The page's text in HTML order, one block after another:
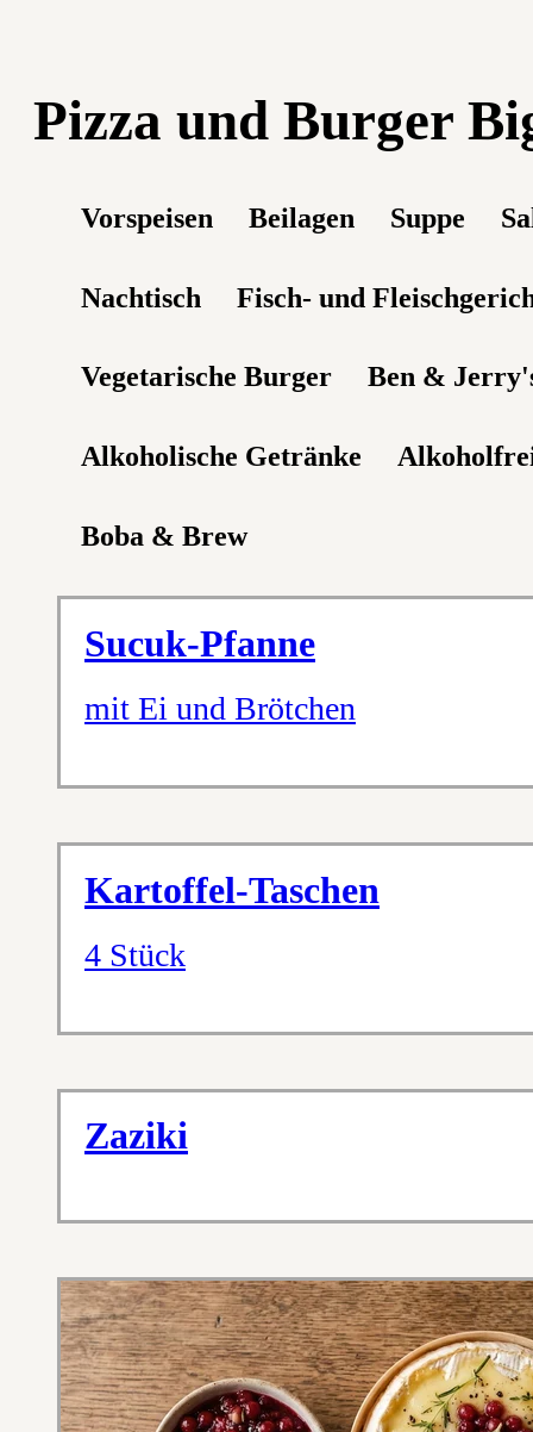
Pizza und Burger
Vorspeisen Beilagen Suppe
Nachtisch Fisch- und
Vegetarische Burger Ben &
Alkoholische Getränke
Boba & Brew
Sucuk-Pfanne
mit Ei und Brötchen
Kartoffel-Taschen
4 Stück
Zaziki